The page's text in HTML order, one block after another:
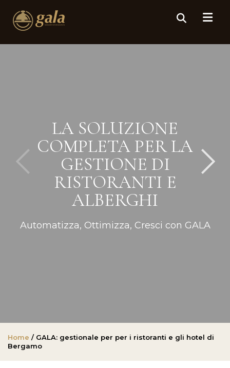
LA SOLUZIONE
COMPLETA PER LA
GESTIONE DI
RISTORANTI E
ALBERGHI
Automatizza, Ottimizza, Cresci con GALA
Home / GALA: gestionale per per i ristoranti e gli hotel di
Bergamo